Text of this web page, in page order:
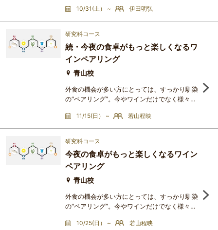
変遷や造り手の哲学（フィロソフィー）をロジ
カルに深掘りし、ワインの本質を見極める知性
を養います。そして後半では、その知識を実生
き方程式」の習得や、ビジネスディナーやプラ
イベートの宴席で即座に役立つ実践的なワイン
の活用術までを体系的に
10/31(土） ~ 伊田明弘
研究科コース
続・今夜の食卓がもっと楽しくなるワ
インペアリング
青山校
外食の機会が多い方にとっては、すっかり馴染
の“ペアリング”。今やワインだけでなく様々な
ラエティ豊かに料理とのマッチングを楽しませ
てくれています。しかし、実際その仕組みにつ
いて考える事はワイン愛好家の方でも少数派で
して、料理との相性をどの様な視点から考えた
ら良いのか。2回目となる今回は調味料にフォ
ーカスして“ペアリングの
11/15(日） ~ 若山程映
研究科コース
今夜の食卓がもっと楽しくなるワイン
ペアリング
青山校
外食の機会が多い方にとっては、すっかり馴染
の“ペアリング”。今やワインだけでなく様々な
ラエティ豊かに料理とのマッチングを楽しませ
10/25(日） ~ 若山程映